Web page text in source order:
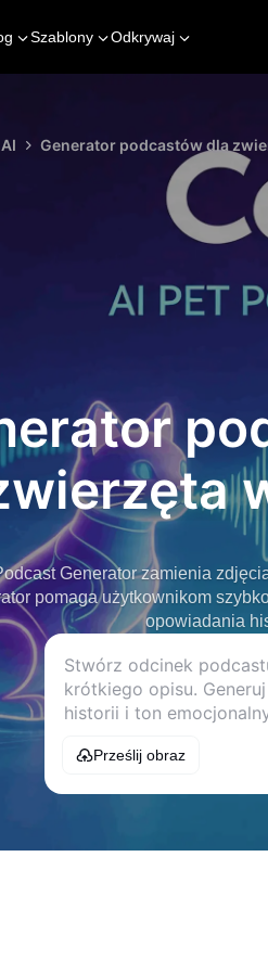
Szablony Odkrywaj
Generator podcastów dla
Generator zamienia
pomaga użytkownikom
opowiadania
Prześlij obraz